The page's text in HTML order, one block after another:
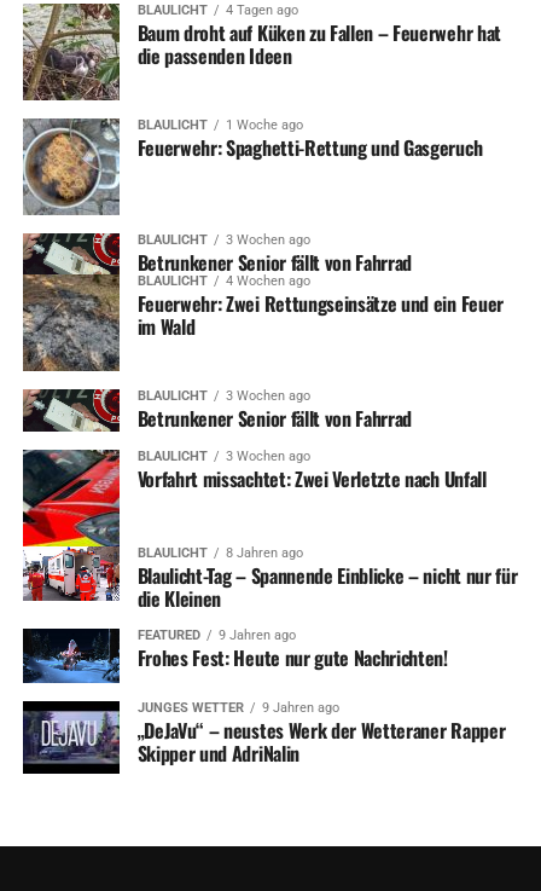
BLAULICHT 4 Tagen ago
Baum droht auf Küken zu Fallen – Feuerwehr hat
die passenden Ideen
BLAULICHT 1 Woche ago
Feuerwehr: Spaghetti-Rettung und Gasgeruch
BLAULICHT 3 Wochen ago
Betrunkener Senior fällt von Fahrrad
BLAULICHT 4 Wochen ago
Feuerwehr: Zwei Rettungseinsätze und ein Feuer
im Wald
BLAULICHT 3 Wochen ago
Betrunkener Senior fällt von Fahrrad
BLAULICHT 3 Wochen ago
Vorfahrt missachtet: Zwei Verletzte nach Unfall
BLAULICHT 8 Jahren ago
Blaulicht-Tag – Spannende Einblicke – nicht nur für
die Kleinen
FEATURED 9 Jahren ago
Frohes Fest: Heute nur gute Nachrichten!
JUNGES WETTER 9 Jahren ago
„DeJaVu“ – neustes Werk der Wetteraner Rapper
Skipper und AdriNalin